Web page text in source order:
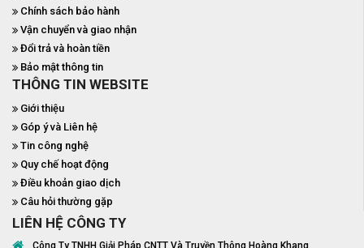
Chính sách bảo hành
Vận chuyển và giao nhận
Đổi trả và hoàn tiền
Bảo mật thông tin
THÔNG TIN WEBSITE
Giới thiệu
Góp ý và Liên hệ
Tin công nghệ
Quy chế hoạt động
Điều khoản giao dịch
Câu hỏi thường gặp
LIÊN HỆ CÔNG TY